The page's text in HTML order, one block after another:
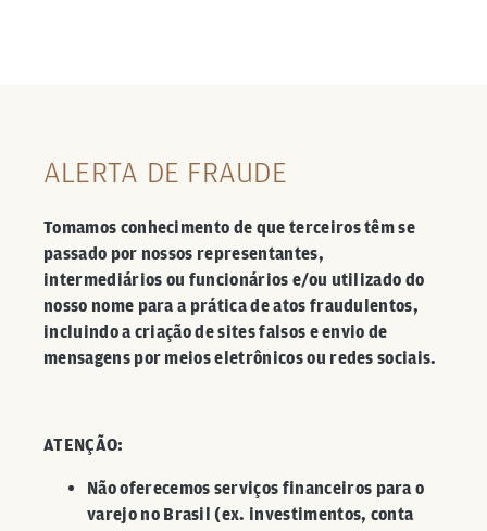
ALERTA DE FRAUDE
Tomamos conhecimento de que terceiros têm se
passado por nossos representantes,
intermediários ou funcionários e/ou utilizado do
nosso nome para a prática de atos fraudulentos,
incluindo a criação de sites falsos e envio de
mensagens por meios eletrônicos ou redes sociais.
ATENÇÃO:
Não oferecemos serviços financeiros para o
varejo no Brasil (ex. investimentos, conta